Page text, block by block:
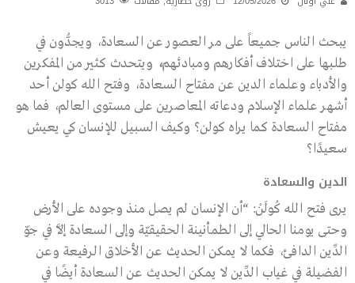
يبحث الناس جميعاً على مر العصور عن السعادة، ويجدُّون في
طلبها على اختلاف أفكارهم ومبادئهم، ويتحدث كثير من المفكرين
والأدباء وعلماء الدين عن مفتاح السعادة، وفتح الله كولن أحد
أشهر علماء الإسلام ودعاته المعاصرين على مستوى العالم، فما هو
مفتاح السعادة كما يراه كولن؟ وكيف السبيل للإنسان كي يعيش
سعيدًا؟
الدين والسعادة
يرى فتح الله كُولَنْ: “أن الإنسان لم يصل منذ وجوده على الأرض
وحتى يومنا الحالي إلى الطمأنينة الحقيقيّة وإلى السعادة إلَّا في جوّ
الدِّين الدافئ، فكما لا يمكن الحديث عن الأخلاق الرفيعة وعن
الفضيلة في غياب الدِّين لا يمكن الحديث عن السعادة أيضًا في